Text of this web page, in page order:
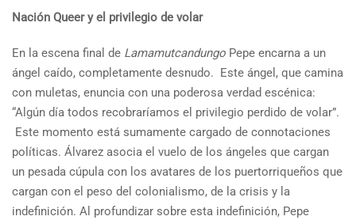
Nación Queer y el privilegio de volar
En la escena final de Lamamutcandungo Pepe encarna a un
ángel caído, completamente desnudo. Este ángel, que camina
con muletas, enuncia con una poderosa verdad escénica:
“Algún día todos recobraríamos el privilegio perdido de volar”.
Este momento está sumamente cargado de connotaciones
políticas. Álvarez asocia el vuelo de los ángeles que cargan
un pesada cúpula con los avatares de los puertorriqueños que
cargan con el peso del colonialismo, de la crisis y la
indefinición. Al profundizar sobre esta indefinición, Pepe